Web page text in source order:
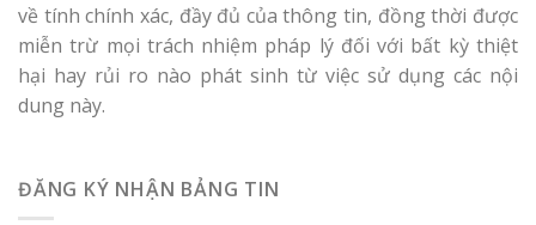
về tính chính xác, đầy đủ của thông tin, đồng thời được
miễn trừ mọi trách nhiệm pháp lý đối với bất kỳ thiệt
hại hay rủi ro nào phát sinh từ việc sử dụng các nội
dung này.
ĐĂNG KÝ NHẬN BẢNG TIN